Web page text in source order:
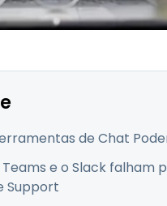
日本語
ภาษาไทย
de Chat
e o Slack falham
Support